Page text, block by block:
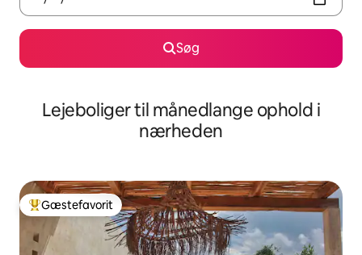
Søg
Lejeboliger til månedlange ophold i
nærheden
Bedste gæstefavorit
Gæstefavorit